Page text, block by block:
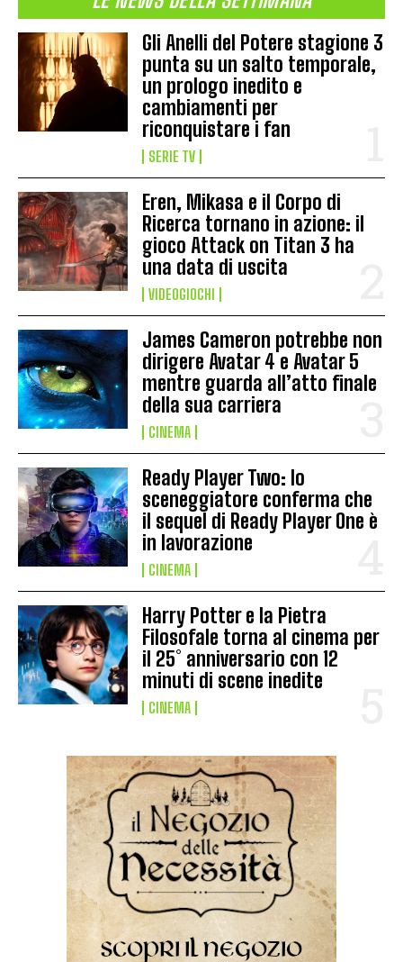
Gli Anelli del Potere stagione 3
punta su un salto temporale,
un prologo inedito e
cambiamenti per
riconquistare i fan
SERIE TV
Eren, Mikasa e il Corpo di
Ricerca tornano in azione: il
gioco Attack on Titan 3 ha
una data di uscita
VIDEOGIOCHI
James Cameron potrebbe non
dirigere Avatar 4 e Avatar 5
mentre guarda all’atto finale
della sua carriera
CINEMA
Ready Player Two: lo
sceneggiatore conferma che
il sequel di Ready Player One è
in lavorazione
CINEMA
Harry Potter e la Pietra
Filosofale torna al cinema per
il 25° anniversario con 12
minuti di scene inedite
CINEMA